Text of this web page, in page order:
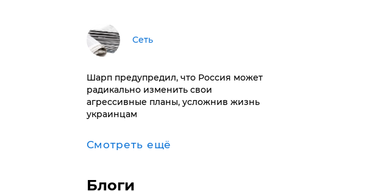
Сеть
Шарп предупредил, что Россия может
радикально изменить свои
агрессивные планы, усложнив жизнь
украинцам
Смотреть ещё
Блоги